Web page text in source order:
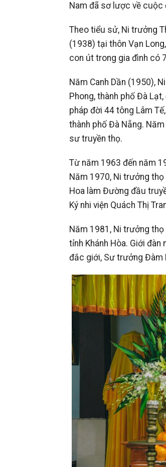
Nam đã sơ lược về cuộc
Theo tiểu sử, Ni trưởng
(1938) tại thôn Vạn
con út trong gia đình có
Năm Canh Dần (1950),
Phong, thành phố Đà
pháp đời 44 tông Lâm
thành phố Đà Nẵng.
sư truyền thọ.
Từ năm 1963 đến năm
Năm 1970, Ni trưởng
Hoa làm Đường đầu
Ký nhi viện Quách Thị
Năm 1981, Ni trưởng
tỉnh Khánh Hòa. Giới
đắc giới, Sư trưởng Đàm